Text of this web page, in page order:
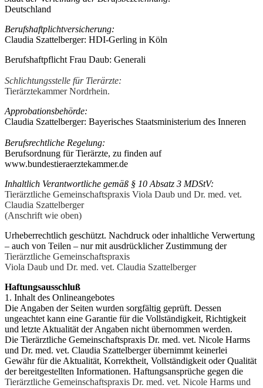
Deutschland
Berufshaftplichtversicherung:
Claudia Szattelberger: HDI-Gerling in Köln
Berufshaftpflicht Frau Daub: Generali
Schlichtungsstelle für Tierärzte:
Tierärztekammer Nordrhein.
Approbationsbehörde:
Claudia Szattelberger: Bayerisches Staatsministerium des Inneren
Berufsrechtliche Regelung:
Berufsordnung für Tierärzte, zu finden auf
www.bundestieraerztekammer.de
Inhaltlich Verantwortliche gemäß § 10 Absatz 3 MDStV:
Tierärztliche Gemeinschaftspraxis Viola Daub und Dr. med. vet.
Claudia Szattelberger
(Anschrift wie oben)
Urheberrechtlich geschützt. Nachdruck oder inhaltliche Verwertung
– auch von Teilen – nur mit ausdrücklicher Zustimmung der
Tierärztliche Gemeinschaftspraxis
Viola Daub und Dr. med. vet. Claudia Szattelberger
Haftungsausschluß
1. Inhalt des Onlineangebotes
Die Angaben der Seiten wurden sorgfältig geprüft. Dessen
ungeachtet kann eine Garantie für die Vollständigkeit, Richtigkeit
und letzte Aktualität der Angaben nicht übernommen werden.
Die Tierärztliche Gemeinschaftspraxis Dr. med. vet. Nicole Harms
und Dr. med. vet. Claudia Szattelberger übernimmt keinerlei
Gewähr für die Aktualität, Korrektheit, Vollständigkeit oder Qualität
der bereitgestellten Informationen. Haftungsansprüche gegen die
Tierärztliche Gemeinschaftspraxis Dr. med. vet. Nicole Harms und